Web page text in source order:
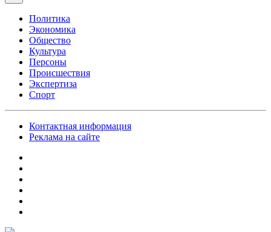
Политика
Экономика
Общество
Культура
Персоны
Происшествия
Экспертиза
Спорт
Контактная информация
Реклама на сайте